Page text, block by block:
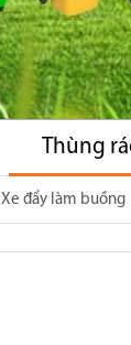
Thùng
Xe đẩy làm buồng